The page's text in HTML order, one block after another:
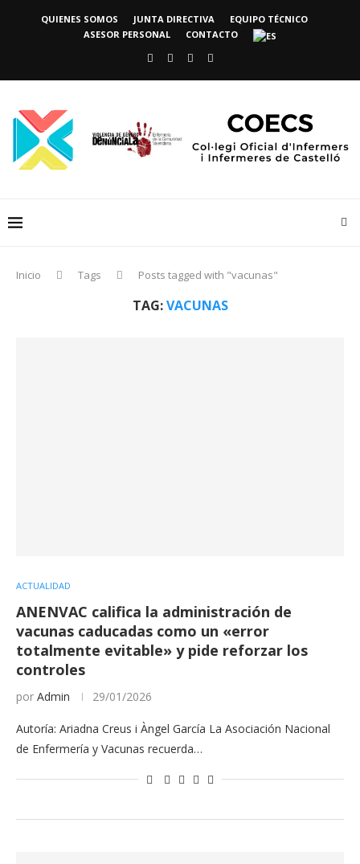
QUIENES SOMOS JUNTA DIRECTIVA
EQUIPO TÉCNICO
ASESOR PERSONAL
CONTACTO
Inicio Tags Posts tagged with "vacunas"
TAG:VACUNAS
ACTUALIDAD
ANENVAC califica la administración de
vacunas caducadas como un «error
totalmente evitable» y pide reforzar los
controles
por Admin 29/01/2026
Autoría: Ariadna Creus i Àngel García La Asociación Nacional
de Enfermería y Vacunas recuerda…